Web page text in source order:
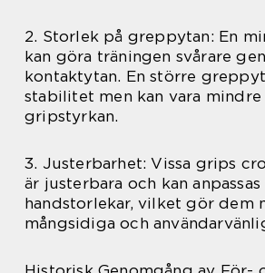
2. Storlek på greppytan: En
kan göra träningen svårare
kontaktytan. En större
stabilitet men kan vara
gripstyrkan.
3. Justerbarhet: Vissa grips
är justerbara och kan
handstorlekar, vilket gör dem
mångsidiga och